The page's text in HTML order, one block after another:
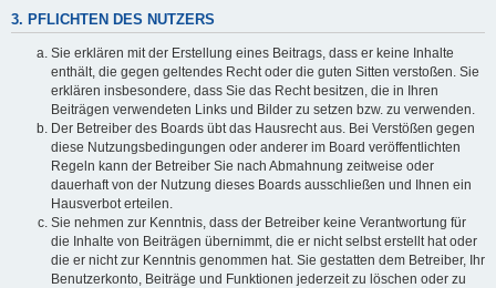
3. PFLICHTEN DES NUTZERS
Sie erklären mit der Erstellung eines Beitrags, dass er keine Inhalte
enthält, die gegen geltendes Recht oder die guten Sitten verstoßen. Sie
erklären insbesondere, dass Sie das Recht besitzen, die in Ihren
Beiträgen verwendeten Links und Bilder zu setzen bzw. zu verwenden.
Der Betreiber des Boards übt das Hausrecht aus. Bei Verstößen gegen
diese Nutzungsbedingungen oder anderer im Board veröffentlichten
Regeln kann der Betreiber Sie nach Abmahnung zeitweise oder
dauerhaft von der Nutzung dieses Boards ausschließen und Ihnen ein
Hausverbot erteilen.
Sie nehmen zur Kenntnis, dass der Betreiber keine Verantwortung für
die Inhalte von Beiträgen übernimmt, die er nicht selbst erstellt hat oder
die er nicht zur Kenntnis genommen hat. Sie gestatten dem Betreiber, Ihr
Benutzerkonto, Beiträge und Funktionen jederzeit zu löschen oder zu